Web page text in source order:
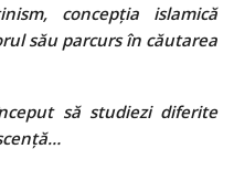
concepția islamică
său parcurs în căutarea
să studiezi diferite